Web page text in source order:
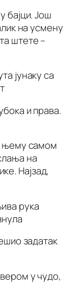
бајци. Још
на усмену
штете –
јунаку са
и права.
њему самом
на
Најзад,
рука
задатак
у чудо,